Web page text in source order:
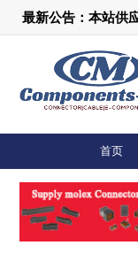
最新公告：本站供
首页